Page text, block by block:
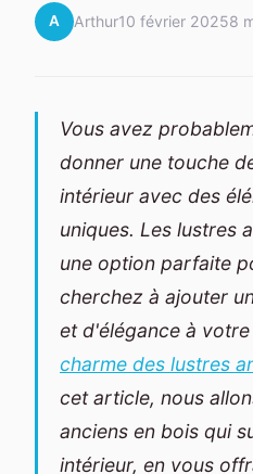
A Arthur10 février 20258
Vous avez
donner une touche
intérieur avec des
uniques. Les lustres
une option parfaite
cherchez à ajouter
et d'élégance à votre
charme des lustres
cet article, nous
anciens en bois qui
intérieur, en vous